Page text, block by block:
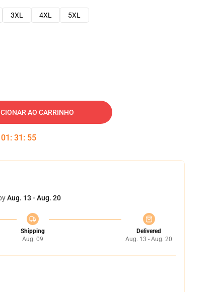
3XL 4XL
5XL
AO CARRINHO
01 : 31 : 54
Aug. 13 - Aug. 20
Shipping
Aug. 09
Delivered
Aug. 13 - Aug. 20